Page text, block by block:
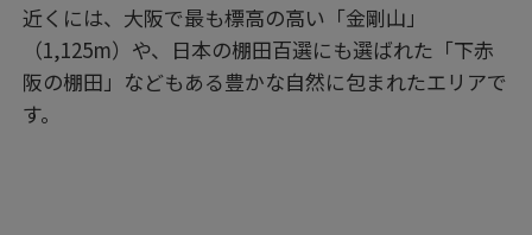
近くには、大阪で最も標高の高い「金剛山」
（1,125m）や、日本の棚田百選にも選ばれた「下赤
阪の棚田」などもある豊かな自然に包まれたエリアで
す。